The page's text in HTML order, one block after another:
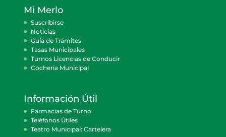
Mi Merlo
Suscribirse
Noticias
Guía de Trámites
Tasas Municipales
Turnos Licencias de Conducir
Cocheria Municipal
Información Útil
Farmacias de Turno
Teléfonos Útiles
Teatro Municipal: Cartelera